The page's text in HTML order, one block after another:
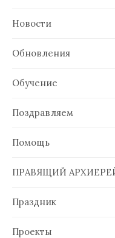
Новости
Обновления
Обучение
Поздравляем
Помощь
ПРАВЯЩИЙ
Праздник
Проекты